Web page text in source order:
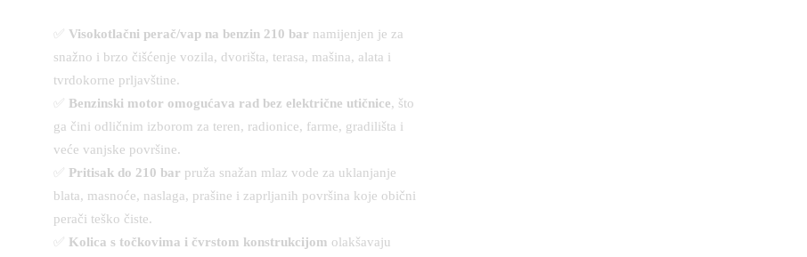
Visokotlačni perač/vap na benzin 210 bar namijenjen je za
snažno i brzo čišćenje vozila, dvorišta, terasa, mašina, alata i
tvrdokorne prljavštine.
Benzinski motor omogućava rad bez električne utičnice, što
ga čini odličnim izborom za teren, radionice, farme, gradilišta i
veće vanjske površine.
Pritisak do 210 bar pruža snažan mlaz vode za uklanjanje
blata, masnoće, naslaga, prašine i zaprljanih površina koje obični
perači teško čiste.
Kolica s točkovima i čvrstom konstrukcijom olakšavaju